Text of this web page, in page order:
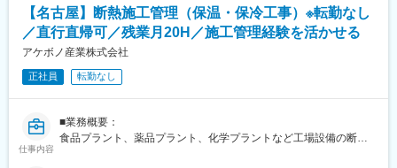
◆同社に関して：
『バイオから宇宙まで』をキャッチフレーズに掲げ、幅広い事業
領域を持つ機能性化学メーカーです。1937年、石鹸などを製造す
る天然油脂を用いた化学メーカーとしてスタートし、有機合成化
学をベースとしつつ、化粧品や食品、医薬品等の素材や、合成樹
発展しました。
・行政機関への報告資料作成
・倉庫関連業務（設備点検、設備管理、資産棚卸等）
・委託先業者管理（定例会、業務監査、物流業務支援）
同社のグループ会社のニチユ物流との対応がメイン業務となりま
す。実際の製品への積み込みなどはニチユ物流にて対応している
◆組織について：
【名古屋】断熱施工管理（保温・保冷工事）※転勤なし
／直行直帰可／残業月20H／施工管理経験を活かせる
アケボノ産業株式会社
正社員 転勤なし
仕事内容
■業務概要：
食品プラント、薬品プラント、化学プラントなど工場設備の断熱